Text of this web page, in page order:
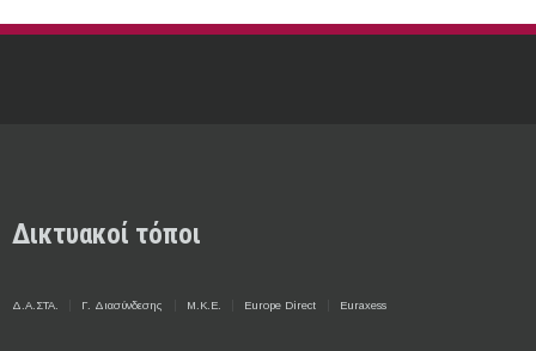
Δικτυακοί τόποι
Δ.Α.ΣΤΑ. Γ. Διασύνδεσης Μ.Κ.Ε. Europe Direct Euraxess